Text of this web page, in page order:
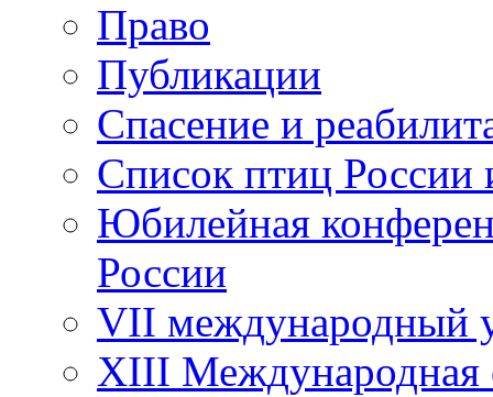
Право
Публикации
Спасение и
Список птиц России
Юбилейная
России
VII международный
XIII Международная